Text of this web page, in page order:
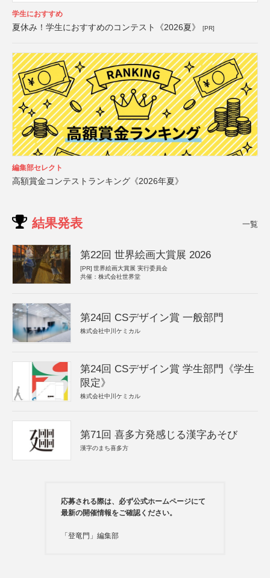
学生におすすめ
夏休み！学生におすすめのコンテスト《2026夏》 [PR]
編集部セレクト
高額賞金コンテストランキング《2026年夏》
結果発表 一覧
第22回 世界絵画大賞展 2026
[PR] 世界絵画大賞展 実行委員会
共催：株式会社世界堂
第24回 CSデザイン賞 一般部門
株式会社中川ケミカル
第24回 CSデザイン賞 学生部門《学生
限定》
株式会社中川ケミカル
第71回 喜多方発感じる漢字あそび
漢字のまち喜多方
応募される際は、必ず公式ホームページにて
最新の開催情報をご確認ください。
「登竜門」編集部